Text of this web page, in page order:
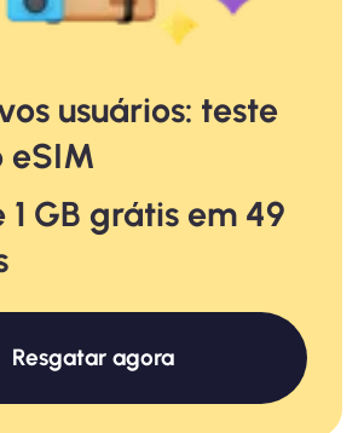
usuários: teste
eSIM
1 GB grátis em 49
Resgatar agora